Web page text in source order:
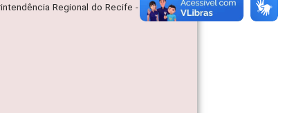
Regional do Recife - SUREG/RE,